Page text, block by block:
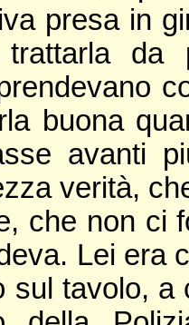
presa in
trattarla da
buona
avanti
verità,
che non ci
Lei era
sul tavolo,